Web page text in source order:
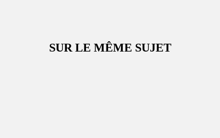
SUR LE MÊME SUJET